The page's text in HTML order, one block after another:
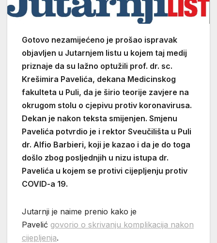
Gotovo nezamijećeno je prošao ispravak
objavljen u Jutarnjem listu u kojem taj medij
priznaje da su lažno optužili prof. dr. sc.
Krešimira Pavelića, dekana Medicinskog
fakulteta u Puli, da je širio teorije zavjere na
okrugom stolu o cjepivu protiv koronavirusa.
Dekan je nakon teksta smijenjen. Smjenu
Pavelića potvrdio je i rektor Sveučilišta u Puli
dr. Alfio Barbieri, koji je kazao i da je do toga
došlo zbog posljednjih u nizu istupa dr.
Pavelića u kojem se protivi cijepljenju protiv
COVID-a 19.
Jutarnji je naime prenio kako je
Pavelić govorio o skrivanju komplikacija nakon
cijepljenja.